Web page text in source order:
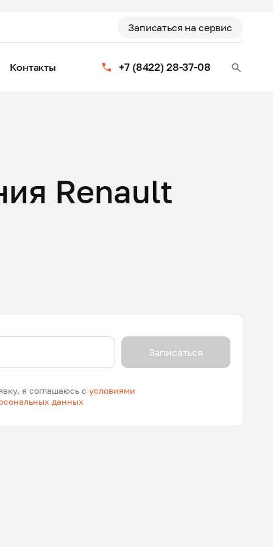
Записаться на сервис
+7 (8422) 28-37-08
Контакты
Renault
я соглашаюсь сусловиями
данных
Записаться